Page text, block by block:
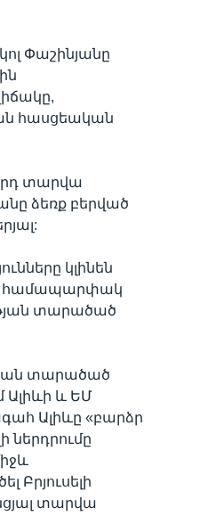
Փաշինյանը
հասցեական
տարվա
ձեռք բերված
կլինեն
համապարփակ
տարածած
տարածած
Ալիևի և ԵՄ
Ալիևը «բարձր
ներդրումը
Բրյուսելի
տարվա